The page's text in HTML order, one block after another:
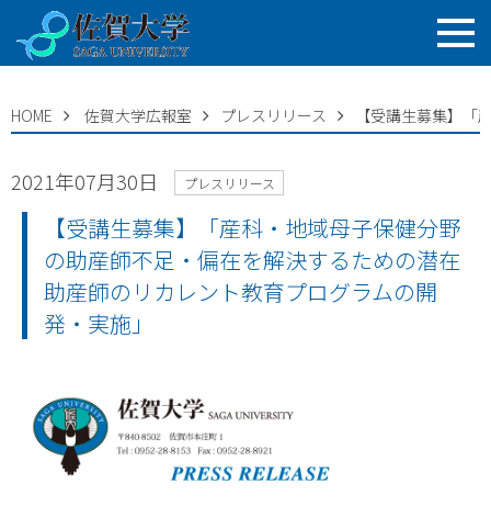
HOME 佐賀大学広報室 プレスリリース 【受講生募集】
2021年07月30日 プレスリリース
【受講生募集】「産科・地域母子保健分野
の助産師不足・偏在を解決するための潜在
助産師のリカレント教育プログラムの開
発・実施」